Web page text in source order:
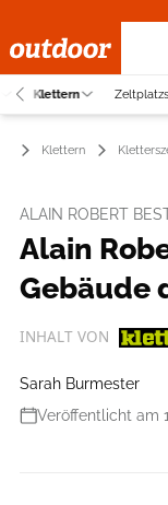
Klettern
Klettern
ALAIN ROBERT
Alain
Gebäude
INHALT VON
Sarah Burmester
Veröffentlicht am